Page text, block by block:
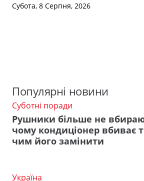
Субота, 8 Серпня, 2026
Популярні новини
Суботні поради
Рушники більше не
чому кондиціонер вбиває
чим його замінити
Україна